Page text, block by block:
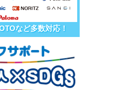
など多数対応！